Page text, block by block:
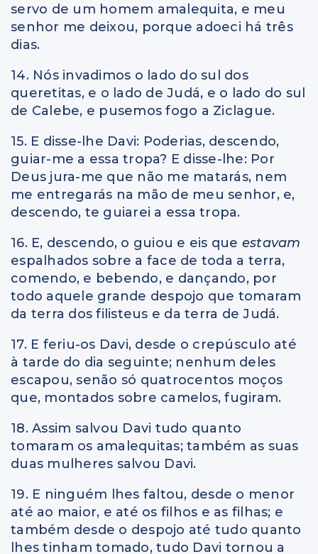
servo de um homem amalequita, e meu
senhor me deixou, porque adoeci há três
dias.
14. Nós invadimos o lado do sul dos
queretitas, e o lado de Judá, e o lado do sul
de Calebe, e pusemos fogo a Ziclague.
15. E disse-lhe Davi: Poderias, descendo,
guiar-me a essa tropa? E disse-lhe: Por
Deus jura-me que não me matarás, nem
me entregarás na mão de meu senhor, e,
descendo, te guiarei a essa tropa.
16. E, descendo, o guiou e eis que estavam
espalhados sobre a face de toda a terra,
comendo, e bebendo, e dançando, por
todo aquele grande despojo que tomaram
da terra dos filisteus e da terra de Judá.
17. E feriu-os Davi, desde o crepúsculo até
à tarde do dia seguinte; nenhum deles
escapou, senão só quatrocentos moços
que, montados sobre camelos, fugiram.
18. Assim salvou Davi tudo quanto
tomaram os amalequitas; também as suas
duas mulheres salvou Davi.
19. E ninguém lhes faltou, desde o menor
até ao maior, e até os filhos e as filhas; e
também desde o despojo até tudo quanto
lhes tinham tomado, tudo Davi tornou a